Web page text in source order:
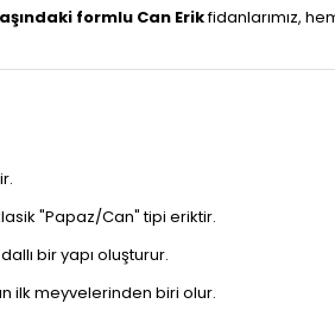
formlu Can Erikfidanlarımız,
"Papaz/Can" tipi eriktir.
bir yapı oluşturur.
ilk meyvelerinden biri olur.